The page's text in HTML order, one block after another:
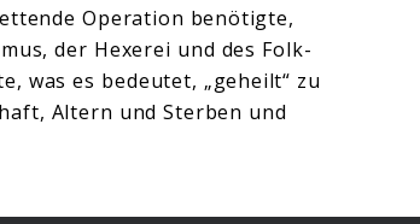
Operation benötigte,
der Hexerei und des Folk-
was es bedeutet, „geheilt“ zu
Altern und Sterben und